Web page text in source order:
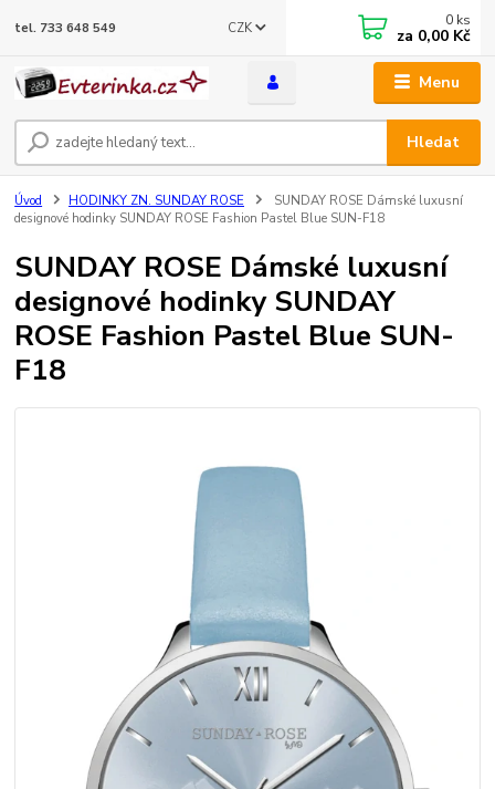
Menu
CZK
Hledat
tel. 733 648 549 0 ks
za 0,00 Kč
Úvod HODINKY ZN. SUNDAY ROSE
SUNDAY ROSE Dámské luxusní
designové hodinky SUNDAY ROSE Fashion Pastel Blue SUN-F18
SUNDAY ROSE Dámské luxusní
designové hodinky SUNDAY
ROSE Fashion Pastel Blue SUN-
F18